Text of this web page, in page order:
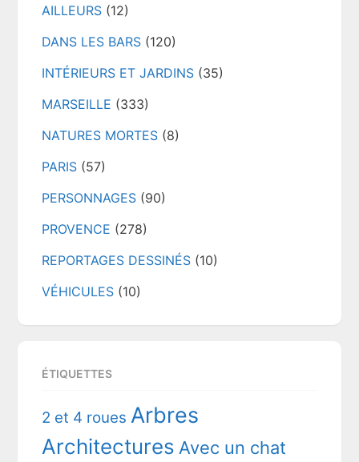
AILLEURS (12)
DANS LES BARS (120)
INTÉRIEURS ET JARDINS (35)
MARSEILLE (333)
NATURES MORTES (8)
PARIS (57)
PERSONNAGES (90)
PROVENCE (278)
REPORTAGES DESSINÉS (10)
VÉHICULES (10)
ÉTIQUETTES
2 et 4 roues Arbres
Architectures Avec un chat